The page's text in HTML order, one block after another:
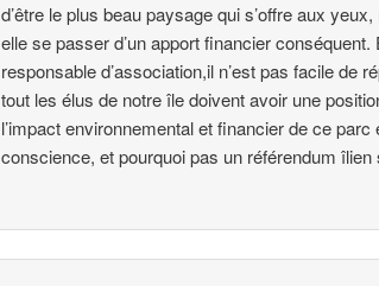
d’être le plus beau paysage qui s’offre aux
elle se passer d’un apport financier conséquent.
responsable d’association,il n’est pas facile de
tout les élus de notre île doivent avoir une
l’impact environnemental et financier de ce
conscience, et pourquoi pas un référendum îlien